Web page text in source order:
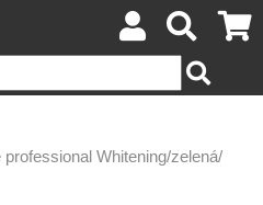
Whitening/zelená/